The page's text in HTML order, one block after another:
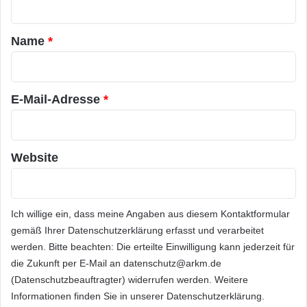
eingerichtet – ein Wegweiser für die
Einführung von 3G- und 4G-Netzwerken in der
Zukunft. Seitdem hat Vodafone sein Netzwerk
USA und Japan
1994 war ein bedeutender Wendepunkt für
das Unternehmen Vodafone. In diesem Jahr
expandierte das Unternehmen nach USA und
a
r
*
Name *
E-Mail-Adresse *
Website
Ich willige ein, dass meine Angaben aus diesem Kontaktformular
gemäß Ihrer Datenschutzerklärung erfasst und verarbeitet
werden. Bitte beachten: Die erteilte Einwilligung kann jederzeit für
die Zukunft per E-Mail an datenschutz@arkm.de
(Datenschutzbeauftragter) widerrufen werden. Weitere
Informationen finden Sie in unserer Datenschutzerklärung